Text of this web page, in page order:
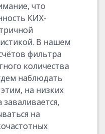
что
КИХ-
В нашем
фильтра
количества
наблюдать
этим, на низких
на